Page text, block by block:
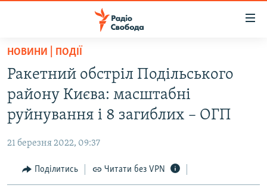
Перейти
основного
матеріалу
Перейти
до
основної
навігації
Перейти
до
РАДІО СВОБОДА – 70 РОКІВ
СТАТТІ
ЕКОНОМІКА
СУСПІЛЬСТВО
РОСІЙСЬКА «ФІЛЬТРАЦІЯ»
ДОНБАС.РЕАЛІЇ
НОВИНИ | ПОДІЇ
Ракетний обстріл Подільського
району Києва: масштабні
руйнування і 8 загиблих – ОГП
21 березня 2022, 09:37
Поділитись Читати без VPN